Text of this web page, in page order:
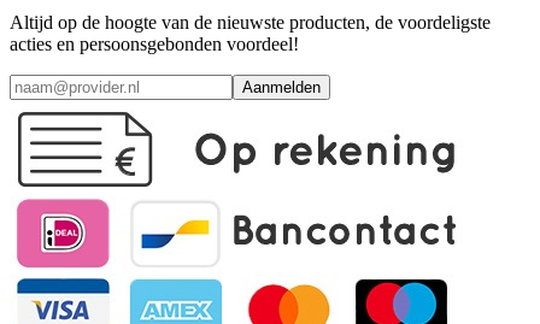
Altijd op de hoogte van de nieuwste producten, de voordeligste
acties en persoonsgebonden voordeel!
Aanmelden